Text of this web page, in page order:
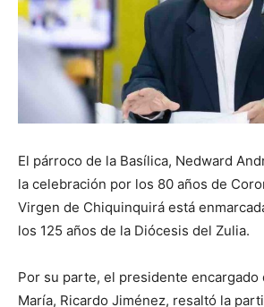
El párroco de la Basílica, Nedward
la celebración por los 80 años de
Virgen de Chiquinquirá está
los 125 años de la Diócesis del Zulia.
Por su parte, el presidente encargado
María, Ricardo Jiménez, resaltó la